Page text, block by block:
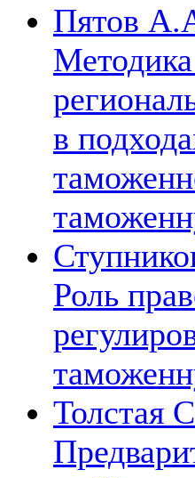
Пятов
в
Роль
Толстая